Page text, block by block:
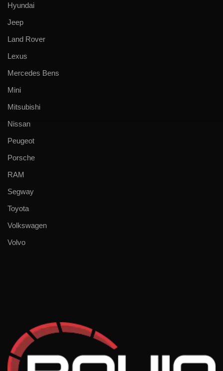
Hyundai
Jeep
Land Rover
Lexus
Mercedes Bens
Mini
Mitsubishi
Nissan
Peugeot
Porsche
RAM
Segway
Toyota
Volkswagen
Volvo